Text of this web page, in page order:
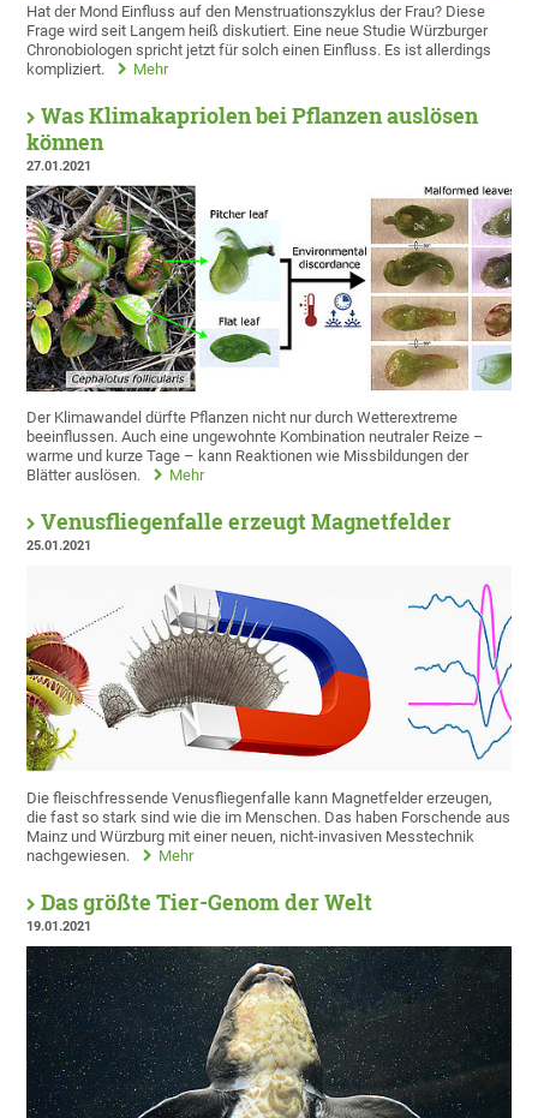
Hat der Mond Einfluss auf den Menstruationszyklus der Frau? Diese
Frage wird seit Langem heiß diskutiert. Eine neue Studie Würzburger
Chronobiologen spricht jetzt für solch einen Einfluss. Es ist allerdings
kompliziert.
Mehr
Was Klimakapriolen bei Pflanzen auslösen
können
27.01.2021
Der Klimawandel dürfte Pflanzen nicht nur durch Wetterextreme
beeinflussen. Auch eine ungewohnte Kombination neutraler Reize –
warme und kurze Tage – kann Reaktionen wie Missbildungen der
Blätter auslösen.
Mehr
Venusfliegenfalle erzeugt Magnetfelder
25.01.2021
Die fleischfressende Venusfliegenfalle kann Magnetfelder erzeugen,
die fast so stark sind wie die im Menschen. Das haben Forschende aus
Mainz und Würzburg mit einer neuen, nicht-invasiven Messtechnik
nachgewiesen.
Mehr
Das größte Tier-Genom der Welt
19.01.2021